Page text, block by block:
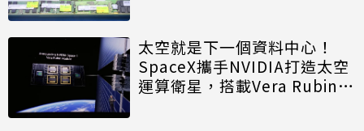
太空就是下一個資料中心！
SpaceX攜手NVIDIA打造太空
運算衛星，搭載Vera Rubin運